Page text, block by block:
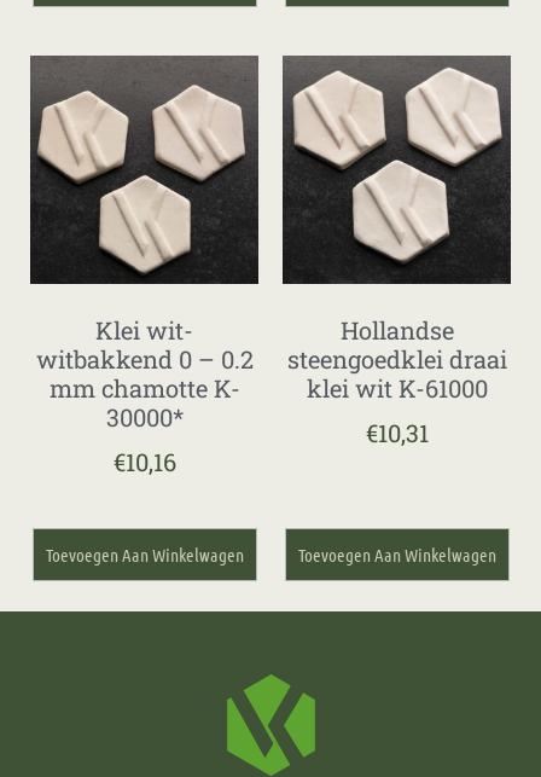
Klei wit-
witbakkend 0 – 0.2
mm chamotte K-
30000*
€10,16
Toevoegen Aan Winkelwagen
Hollandse
steengoedklei draai
klei wit K-61000
€10,31
Toevoegen Aan Winkelwagen